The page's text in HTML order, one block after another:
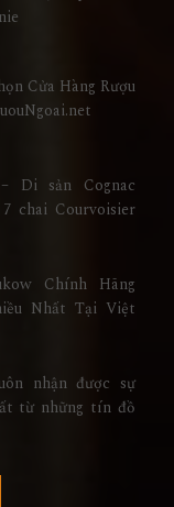
Cửa Hàng Rượu
Di sản Cognac
chai Courvoisier
Chính Hãng
Nhất Tại Việt
nhận được sự
từ những tín đồ